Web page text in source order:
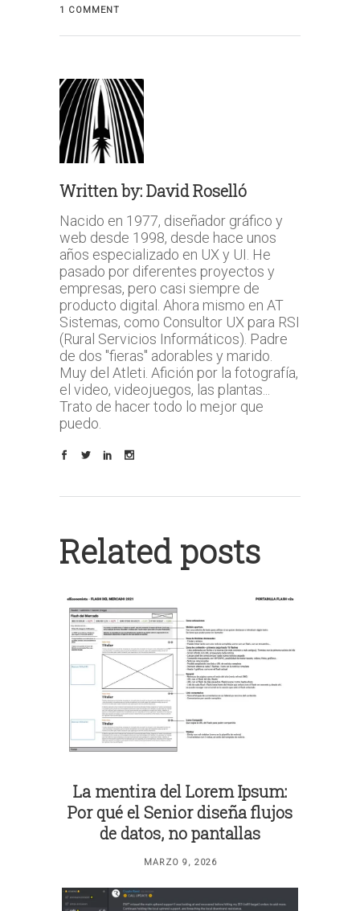
1 COMMENT
Written by:David Roselló
Nacido en 1977, diseñador gráfico y
web desde 1998, desde hace unos
años especializado en UX y UI. He
pasado por diferentes proyectos y
empresas, pero casi siempre de
producto digital. Ahora mismo en AT
Sistemas, como Consultor UX para RSI
(Rural Servicios Informáticos). Padre
de dos "fieras" adorables y marido.
Muy del Atleti. Afición por la fotografía,
el video, videojuegos, las plantas...
Trato de hacer todo lo mejor que
puedo.
Related posts
La mentira del Lorem Ipsum:
Por qué el Senior diseña flujos
de datos, no pantallas
MARZO 9, 2026